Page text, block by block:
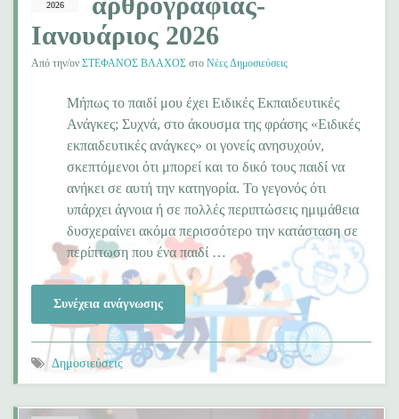
2026
Ιανουάριος 2026
Από την/ον ΣΤΕΦΑΝΟΣ ΒΛΑΧΟΣ στο Νέες Δημοσιεύσεις
Μήπως το παιδί μου έχει Ειδικές Εκπαιδευτικές
Ανάγκες; Συχνά, στο άκουσμα της φράσης «Ειδικές
εκπαιδευτικές ανάγκες» οι γονείς ανησυχούν,
σκεπτόμενοι ότι μπορεί και το δικό τους παιδί να
ανήκει σε αυτή την κατηγορία. Το γεγονός ότι
υπάρχει άγνοια ή σε πολλές περιπτώσεις ημιμάθεια
δυσχεραίνει ακόμα περισσότερο την κατάσταση σε
περίπτωση που ένα παιδί …
Συνέχεια ανάγνωσης
Δημοσιεύσεις